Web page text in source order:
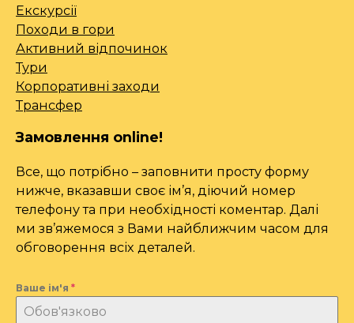
Екскурсії
Походи в гори
Активний відпочинок
Тури
Корпоративні заходи
Трансфер
Замовлення online!
Все, що потрібно – заповнити просту форму
нижче, вказавши своє ім’я, діючий номер
телефону та при необхідності коментар. Далі
ми зв’яжемося з Вами найближчим часом для
обговорення всіх деталей.
Ваше ім'я *